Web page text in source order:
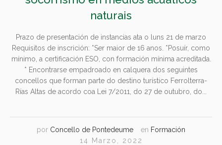
naturais
Prazo de presentación de instancias ata o luns 21 de marzo
Requisitos de inscrición: *Ser maior de 16 anos. *Posuír, como
mínimo, a certificación ESO, con formación mínima acreditada.
* Encontrarse empadroado en calquera dos seguintes
concellos que forman parte do destino turístico Ferrolterra-
Rías Altas de acordo coa Lei 7/2011, do 27 de outubro, do...
por Concello de Pontedeume en Formación
14 Marzo, 2022